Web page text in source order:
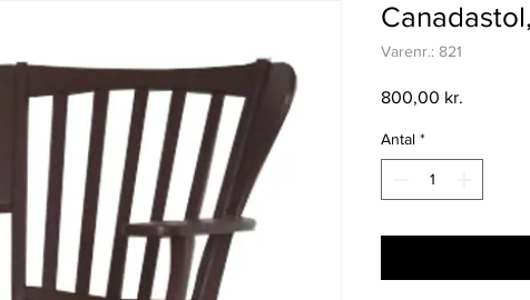
Varenr.: 821
800,00 kr.
Antal *